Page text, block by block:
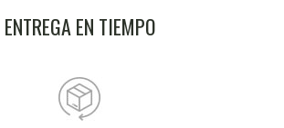
ENTREGA EN TIEMPO